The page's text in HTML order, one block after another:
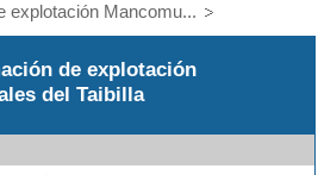
explotación Mancomu...
de explotación
del Taibilla